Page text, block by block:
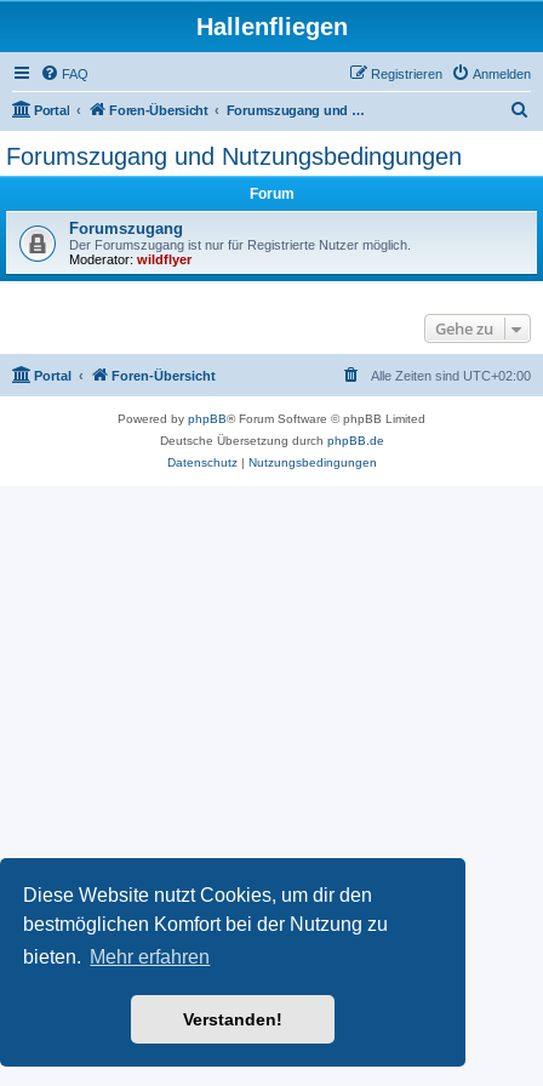
Diese Website nutzt Cookies, um dir den
bestmöglichen Komfort bei der Nutzung zu
bieten. Mehr erfahren
Verstanden!
Hallenfliegen
FAQ Anmelden
Registrieren
Portal Foren-Übersicht Forumszugang und Nutzungsbedingungen
Forumszugang und Nutzungsbedingungen
Forum
Forumszugang
Der Forumszugang ist nur für Registrierte Nutzer möglich.
Moderator: wildflyer
Gehe zu
Portal Foren-Übersicht Alle Zeiten sind UTC+02:00
Powered by phpBB® Forum Software © phpBB Limited
Deutsche Übersetzung durch phpBB.de
Datenschutz| Nutzungsbedingungen